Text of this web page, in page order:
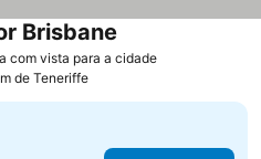
com vista para a cidade
Brisbane
de Teneriffe